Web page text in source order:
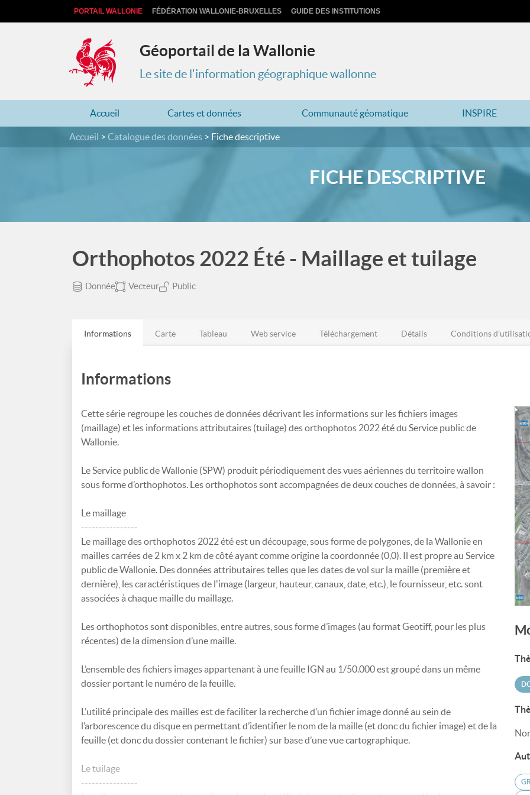
PORTAIL WALLONIE FÉDÉRATION WALLONIE-BRUXELLES GUIDE DES INSTITUTIONS
Géoportail de la Wallonie
Le site de l'information géographique wallonne
Accueil Cartes et données Communauté géomatique INSPIRE
Accueil Catalogue des données Fiche descriptive
FICHE DESCRIPTIVE
Orthophotos 2022 Été - Maillage et tuilage
Donnée Vecteur Public
Informations Carte Tableau Web service Téléchargement Détails Conditions
Informations
Cette série regroupe les couches de données décrivant les informations sur les fichiers images
(maillage) et les informations attributaires (tuilage) des orthophotos 2022 été du Service public de
Wallonie.
Le Service public de Wallonie (SPW) produit périodiquement des vues aériennes du territoire wallon
sous forme d’orthophotos. Les orthophotos sont accompagnées de deux couches de données, à savoir :
Le maillage
----------------
Le maillage des orthophotos 2022 été est un découpage, sous forme de polygones, de la Wallonie en
mailles carrées de 2 km x 2 km de côté ayant comme origine la coordonnée (0,0). Il est propre au Service
public de Wallonie. Des données attributaires telles que les dates de vol sur la maille (première et
dernière), les caractéristiques de l'image (largeur, hauteur, canaux, date, etc.), le fournisseur, etc. sont
associées à chaque maille du maillage.
Les orthophotos sont disponibles, entre autres, sous forme d’images (au format Geotiff, pour les plus
récentes) de la dimension d’une maille.
L’ensemble des fichiers images appartenant à une feuille IGN au 1/50.000 est groupé dans un même
dossier portant le numéro de la feuille.
L’utilité principale des mailles est de faciliter la recherche d’un fichier image donné au sein de
l’arborescence du disque en permettant d’identifier le nom de la maille (et donc du fichier image) et de la
feuille (et donc du dossier contenant le fichier) sur base d’une vue cartographique.
Le tuilage
----------------